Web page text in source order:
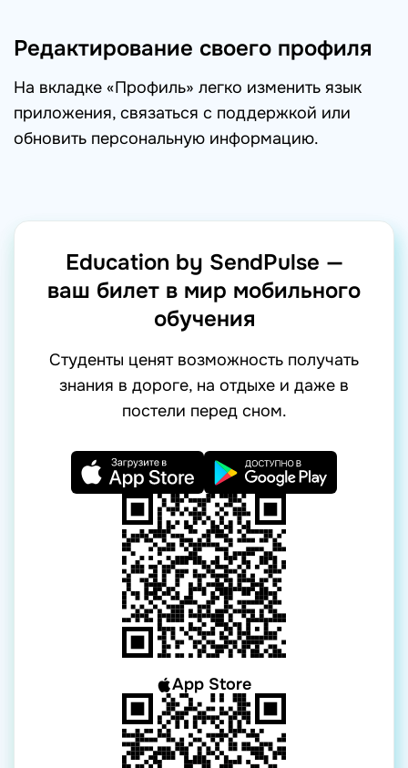
Редактирование своего профиля
На вкладке «Профиль» легко изменить язык
приложения, связаться с поддержкой или
обновить персональную информацию.
Education by SendPulse —
ваш билет в мир мобильного
обучения
Студенты ценят возможность получать
знания в дороге, на отдыхе и даже в
постели перед сном.
App Store